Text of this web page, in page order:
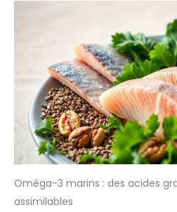
Oméga-3 marins : des acides
assimilables